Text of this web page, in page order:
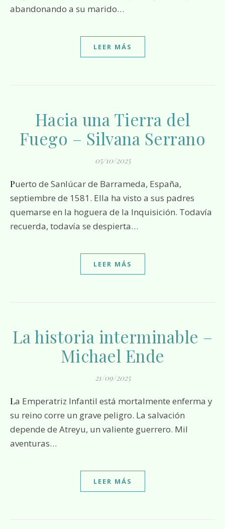
abandonando a su marido…
LEER MÁS
Hacia una Tierra del
Fuego – Silvana Serrano
05/10/2025
Puerto de Sanlúcar de Barrameda, España,
septiembre de 1581. Ella ha visto a sus padres
quemarse en la hoguera de la Inquisición. Todavía
recuerda, todavía se despierta…
LEER MÁS
La historia interminable –
Michael Ende
21/09/2025
La Emperatriz Infantil está mortalmente enferma y
su reino corre un grave peligro. La salvación
depende de Atreyu, un valiente guerrero. Mil
aventuras…
LEER MÁS